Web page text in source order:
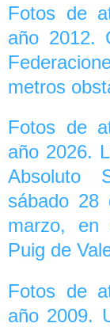
Fotos de
año 2012.
metros
Fotos de
año 2026.
Absoluto
sábado 28
marzo, en
Puig de
Fotos de
año 2009.